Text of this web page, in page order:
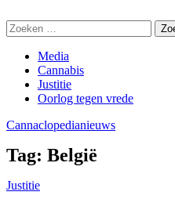
to
content
Zoeken
naar:
Media
Cannabis
Justitie
Oorlog tegen vrede
Cannaclopedianieuws
Tag: België
Justitie